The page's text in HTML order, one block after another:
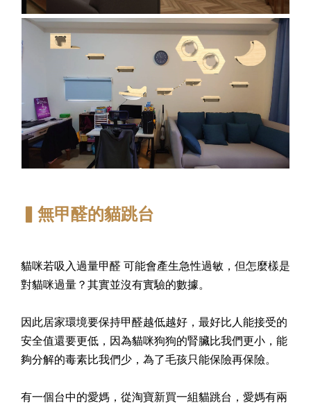
▍無甲醛的貓跳台
貓咪若吸入過量甲醛 可能會產生急性過敏，但怎麼樣是
對貓咪過量？其實並沒有實驗的數據。
因此居家環境要保持甲醛越低越好，最好比人能接受的
安全值還要更低，因為貓咪狗狗的腎臟比我們更小，能
夠分解的毒素比我們少，為了毛孩只能保險再保險。
有一個台中的愛媽，從淘寶新買一組貓跳台，愛媽有兩